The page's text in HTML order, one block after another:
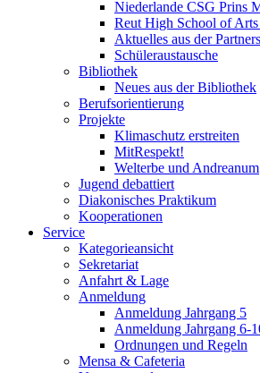
Niederlande CSG Prins
Reut High School of
Aktuelles aus der
Schüleraustausche
Bibliothek
Neues aus der Bibliothek
Berufsorientierung
Projekte
Klimaschutz erstreiten
MitRespekt!
Welterbe und Andreanum
Jugend debattiert
Diakonisches Praktikum
Kooperationen
Service
Kategorieansicht
Sekretariat
Anfahrt & Lage
Anmeldung
Anmeldung Jahrgang 5
Anmeldung Jahrgang 6-
Ordnungen und Regeln
Mensa & Cafeteria